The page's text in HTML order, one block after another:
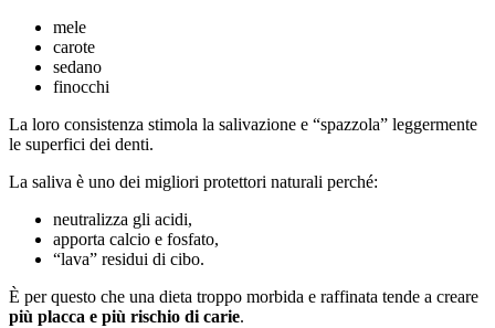
mele
carote
sedano
finocchi
La loro consistenza stimola la salivazione e “spazzola” leggermente
le superfici dei denti.
La saliva è uno dei migliori protettori naturali perché:
neutralizza gli acidi,
apporta calcio e fosfato,
“lava” residui di cibo.
È per questo che una dieta troppo morbida e raffinata tende a creare
più placca e più rischio di carie.